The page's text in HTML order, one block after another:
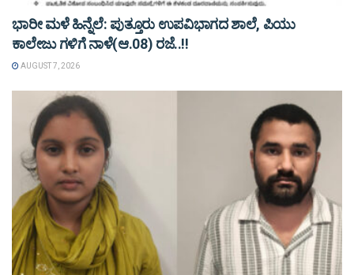
ಭಾರೀ ಮಳೆ ಹಿನ್ನೆಲೆ: ಪುತ್ತೂರು ಉಪವಿಭಾಗದ ಶಾಲೆ, ಪಿಯು
ಕಾಲೇಜು ಗಳಿಗೆ ನಾಳೆ(ಆ.08) ರಜೆ..!!
AUGUST 7, 2026